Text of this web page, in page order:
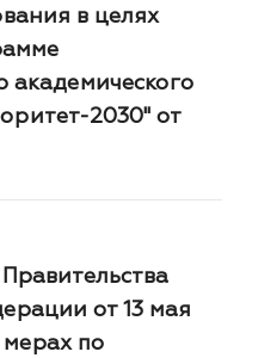
в целях
академического
2030" от
от 13 мая
по